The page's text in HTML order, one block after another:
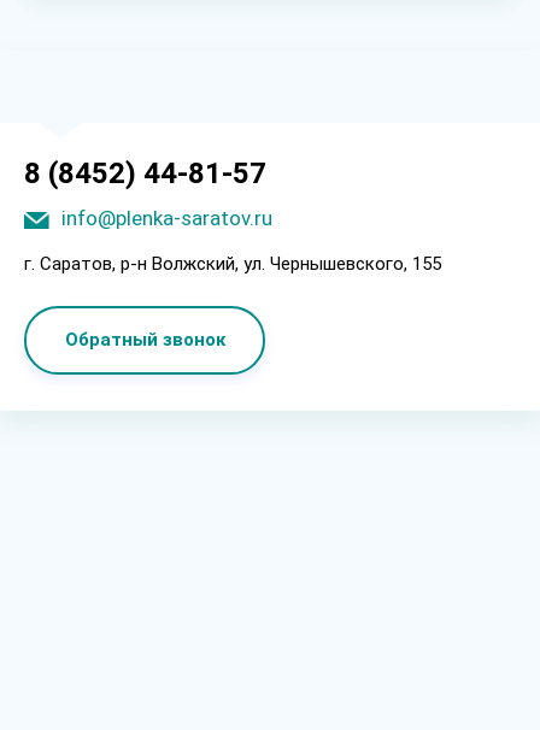
8 (8452) 44-81-57
info@plenka-saratov.ru
г. Саратов, p-н Boлжcкий, ул. Чepнышeвcкoгo, 155
Обратный звонок